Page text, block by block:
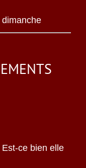
dimanche
ce bien elle